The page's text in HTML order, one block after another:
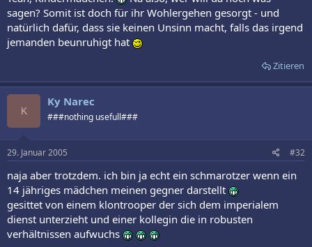
sagen? Somit ist doch für ihr Wohlergehen gesorgt - und
natürlich dafür, dass sie keinen Unsinn macht, falls das irgend
jemanden beunruhigt hat
Zitieren
K
Ky Narec
###nothing usefull###
29. Januar 2005 #32
naja aber trotzdem. ich bin ja echt ein schmarotzer wenn ein
14 jähriges mädchen meinen gegner darstellt
gesittet von einem klontrooper der sich dem imperialem
dienst unterzieht und einer kollegin die in robusten
verhältnissen aufwuchs